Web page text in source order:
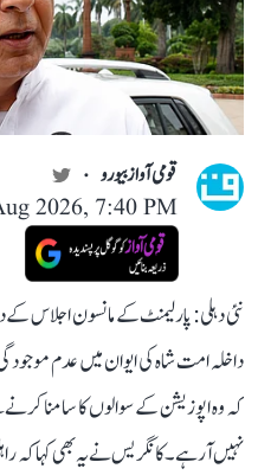
قومی آواز بیورو
2026, 7:40 PM
نئی دہلی: پارلیمنٹ کے مانسون اجلاس
داخلہ امت شاہ کی ایوان میں عدم
کہ وہ اپوزیشن کے سوالوں کا سامنا
نہیں آ رہے۔ کانگریس نے یہ بھی کہا کہ